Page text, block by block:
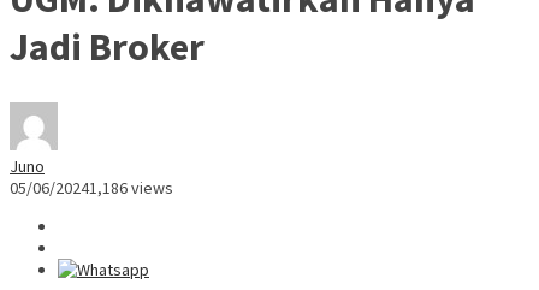
Jadi Broker
Juno
05/06/20241,186 views